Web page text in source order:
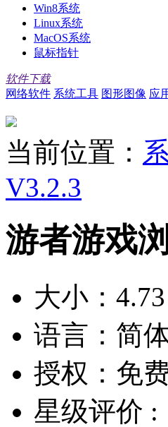
Win8系统
Linux系统
MacOS系统
鼠标指针
软件下载
网络软件 系统工具 图形图像 应
当前位置：
V3.2.3
游者游戏
大小：
语言： 简
授权： 免
星级评价 :